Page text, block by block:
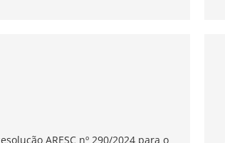
ARESC nº 290/2024 para o